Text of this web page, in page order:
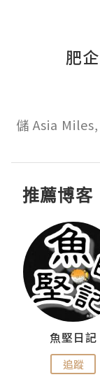
肥
儲 Asia
推薦博客
魚堅日記
追蹤